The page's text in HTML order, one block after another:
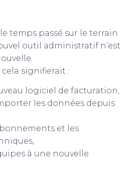
temps passé sur le terrain
outil administratif n’est
signifierait :
logiciel de facturation,
les données depuis
et les
à une nouvelle